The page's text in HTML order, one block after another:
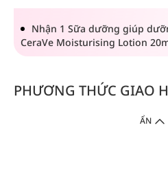
Nhận 1 Sữa dưỡng giúp
CeraVe Moisturising Lotion
PHƯƠNG THỨC GIAO
ẨN